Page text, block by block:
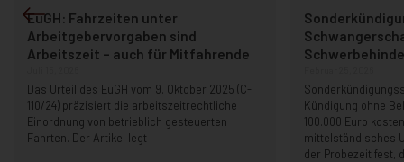
EuGH: Fahrzeiten unter
Arbeitgebervorgaben sind
Arbeitszeit – auch für Mitfahrende
Das Urteil des EuGH vom 9. Oktober 2025 (C-
110/24) präzisiert die arbeitszeitrechtliche
Einordnung von betrieblich gesteuerten
Fahrten. Der Artikel legt
Kündigung ohne
100.000 Euro
mittelständisches
der Probezeit fest,